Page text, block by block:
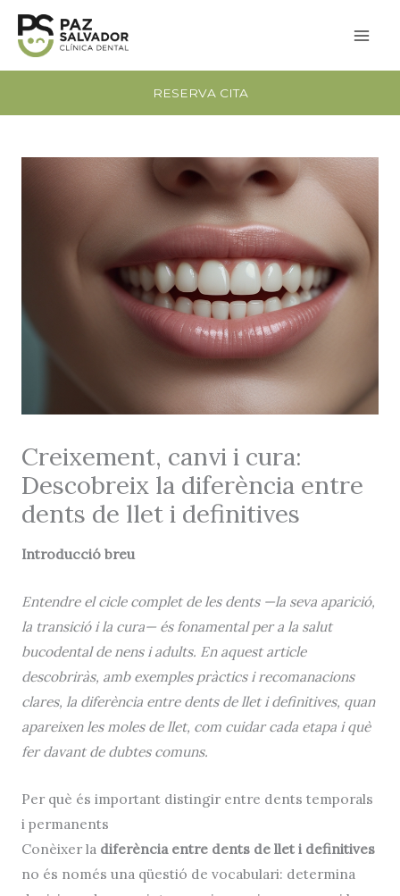
Vés
contingut
RESERVA CITA
Creixement, canvi i cura:
Descobreix la diferència entre
dents de llet i definitives
Introducció breu
Entendre el cicle complet de les dents —la seva aparició,
la transició i la cura— és fonamental per a la salut
bucodental de nens i adults. En aquest article
descobriràs, amb exemples pràctics i recomanacions
clares, la diferència entre dents de llet i definitives, quan
apareixen les moles de llet, com cuidar cada etapa i què
fer davant de dubtes comuns.
Per què és important distingir entre dents temporals
i permanents
Conèixer la diferència entre dents de llet i definitives
no és només una qüestió de vocabulari: determina